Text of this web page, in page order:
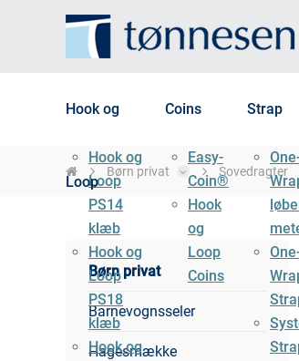
Hook og
Loop
Hook og
Loop
PS14
klæb
Hook og
Loop
PS18
klæb
Hook og
Coins
Easy-
Coin®
Hook
og
Loop
Coins
Strap
Børn privat Sovedragter
Børn privat
Barnevognsseler
Hagesmække